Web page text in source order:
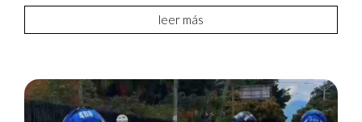
leer más